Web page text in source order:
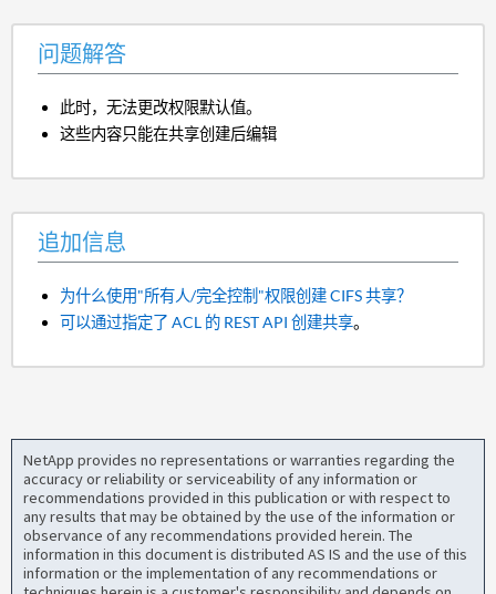
问题解答
此时，无法更改权限默认值。
这些内容只能在共享创建后编辑
追加信息
为什么使用"所有人/完全控制"权限创建 CIFS 共享？
可以通过指定了 ACL 的 REST API 创建共享。
NetApp provides no representations or warranties regarding the
accuracy or reliability or serviceability of any information or
recommendations provided in this publication or with respect to
any results that may be obtained by the use of the information or
observance of any recommendations provided herein. The
information in this document is distributed AS IS and the use of this
information or the implementation of any recommendations or